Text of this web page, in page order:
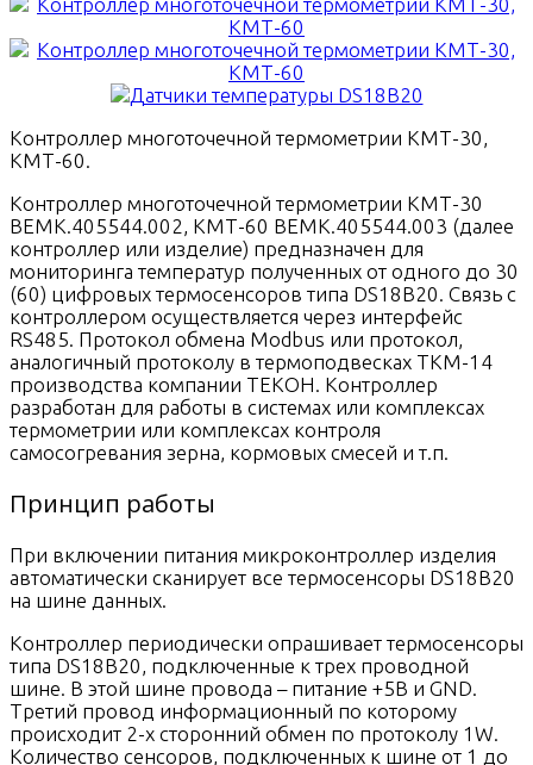
Контроллер многоточечной термометрии КМТ-30,
КМТ-60.
Контроллер многоточечной термометрии КМТ-30
ВЕМК.405544.002, КМТ-60 ВЕМК.405544.003 (далее
контроллер или изделие) предназначен для
мониторинга температур полученных от одного до 30
(60) цифровых термосенсоров типа DS18B20. Связь с
контроллером осуществляется через интерфейс
RS485. Протокол обмена Modbus или протокол,
аналогичный протоколу в термоподвесках ТКМ-14
производства компании ТЕКОН. Контроллер
разработан для работы в системах или комплексах
термометрии или комплексах контроля
самосогревания зерна, кормовых смесей и т.п.
Принцип работы
При включении питания микроконтроллер изделия
автоматически сканирует все термосенсоры DS18B20
на шине данных.
Контроллер периодически опрашивает термосенсоры
типа DS18B20, подключенные к трех проводной
шине. В этой шине провода – питание +5В и GND.
Третий провод информационный по которому
происходит 2-х сторонний обмен по протоколу 1W.
Количество сенсоров, подключенных к шине от 1 до